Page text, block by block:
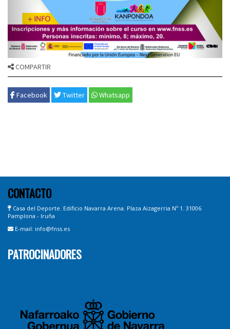
COMPARTIR
Facebook Twitter Whatsapp
CONTACTO
Casa del Deporte. Edificio Navarra Arena. Plaza Aizagerria Nº 1. 31006
Pamplona - Iruña
E-mail: info@fnss.es
PATROCINADORES